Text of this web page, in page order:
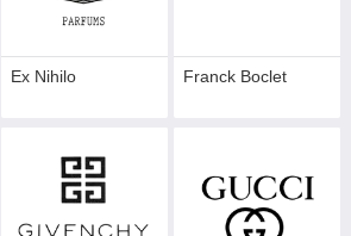
Ex Nihilo Franck Boclet